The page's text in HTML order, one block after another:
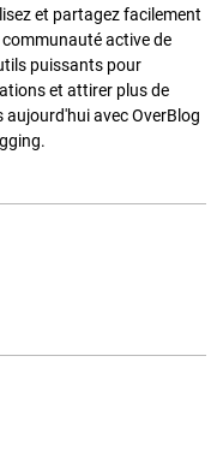
et partagez facilement
active de
puissants pour
et attirer plus de
aujourd'hui avec OverBlog